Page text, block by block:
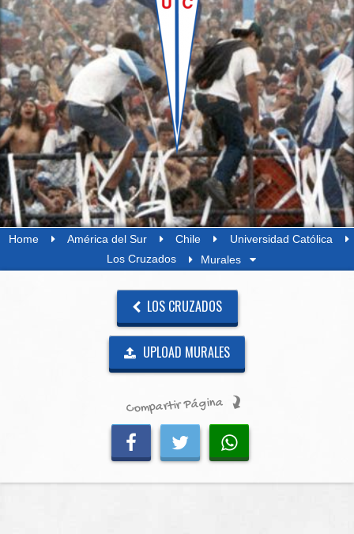
Home América del Sur Chile
Universidad Católica
Los Cruzados
Murales
LOS CRUZADOS
UPLOAD MURALES
Compartir Página